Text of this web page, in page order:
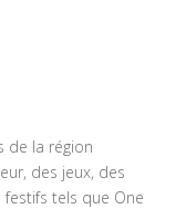
de la région
des jeux, des
tels que One